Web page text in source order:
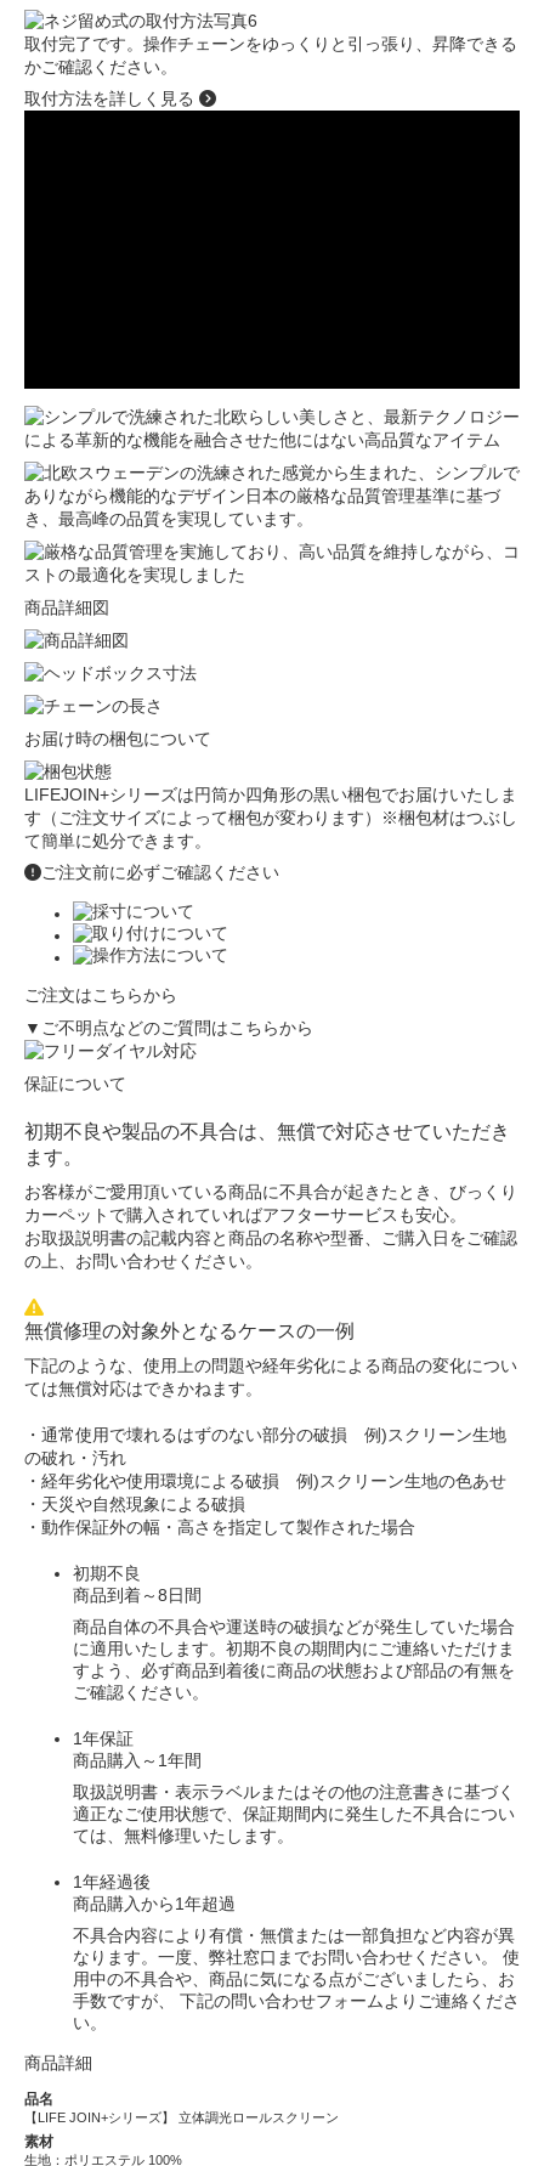
取付完了です。操作チェーンをゆっくりと引っ張り、昇降できる
かご確認ください。
取付方法を詳しく見る
商品詳細図
お届け時の梱包について
LIFEJOIN+シリーズは円筒か四角形の黒い梱包でお届けいたしま
す（ご注文サイズによって梱包が変わります）※梱包材はつぶし
て簡単に処分できます。
ご注文前に必ずご確認ください
ご注文はこちらから
▼ご不明点などのご質問はこちらから
保証について
初期不良や製品の不具合は、無償で対応させていただき
ます。
お客様がご愛用頂いている商品に不具合が起きたとき、びっくり
カーペットで購入されていればアフターサービスも安心。
お取扱説明書の記載内容と商品の名称や型番、ご購入日をご確認
の上、お問い合わせください。
無償修理の対象外となるケースの一例
下記のような、使用上の問題や経年劣化による商品の変化につい
ては無償対応はできかねます。
・通常使用で壊れるはずのない部分の破損 例)スクリーン生地
の破れ・汚れ
・経年劣化や使用環境による破損 例)スクリーン生地の色あせ
・天災や自然現象による破損
・動作保証外の幅・高さを指定して製作された場合
初期不良
商品到着～8日間
商品自体の不具合や運送時の破損などが発生していた場合
に適用いたします。初期不良の期間内にご連絡いただけま
すよう、必ず商品到着後に商品の状態および部品の有無を
ご確認ください。
1年保証
商品購入～1年間
取扱説明書・表示ラベルまたはその他の注意書きに基づく
適正なご使用状態で、保証期間内に発生した不具合につい
ては、無料修理いたします。
1年経過後
商品購入から1年超過
不具合内容により有償・無償または一部負担など内容が異
なります。一度、弊社窓口までお問い合わせください。 使
用中の不具合や、商品に気になる点がございましたら、お
手数ですが、 下記の問い合わせフォームよりご連絡くださ
い。
商品詳細
品名
【LIFE JOIN+シリーズ】 立体調光ロールスクリーン
素材
生地：ポリエステル 100%